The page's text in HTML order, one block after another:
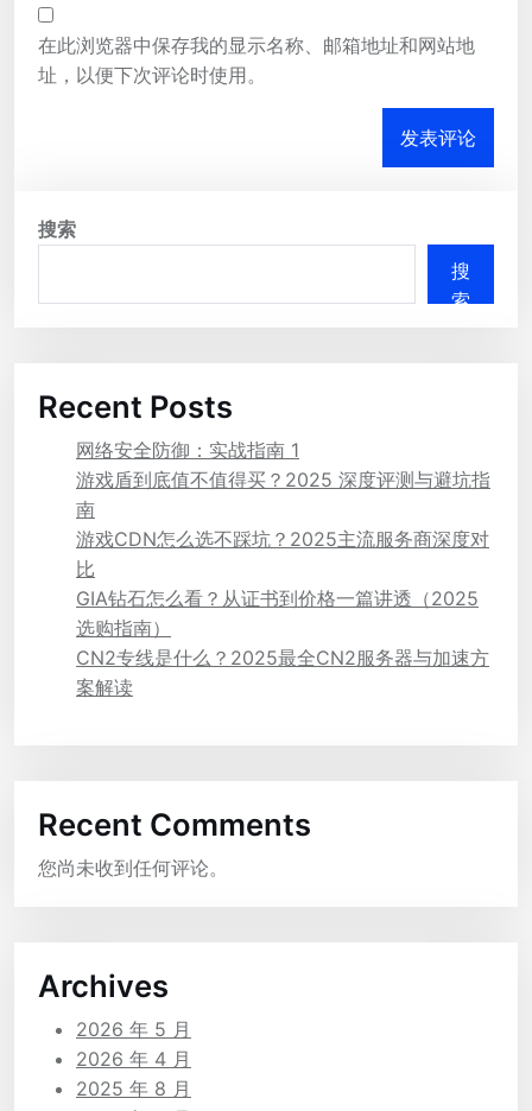
在此浏览器中保存我的显示名称、邮箱地址和网站地
址，以便下次评论时使用。
搜索
搜
索
Recent Posts
网络安全防御：实战指南 1
游戏盾到底值不值得买？2025 深度评测与避坑指
南
游戏CDN怎么选不踩坑？2025主流服务商深度对
比
GIA钻石怎么看？从证书到价格一篇讲透（2025
选购指南）
CN2专线是什么？2025最全CN2服务器与加速方
案解读
Recent Comments
您尚未收到任何评论。
Archives
2026 年 5 月
2026 年 4 月
2025 年 8 月